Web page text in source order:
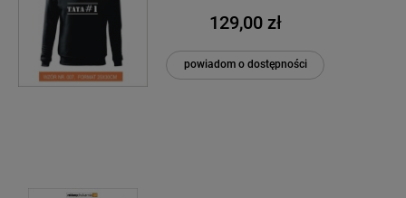
129,00 zł
powiadom o dostępności